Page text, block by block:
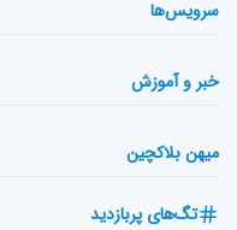
سرویس‌ها
خبر و آموزش
میهن بلاکچین
تگ‌های پربازدید